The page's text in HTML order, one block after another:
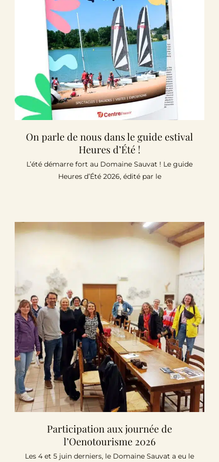
On parle de nous dans le guide estival
Heures d’Été !
L’été démarre fort au Domaine Sauvat ! Le guide
Heures d’Été 2026, édité par le
Participation aux journée de
l’Oenotourisme 2026
Les 4 et 5 juin derniers, le Domaine Sauvat a eu le